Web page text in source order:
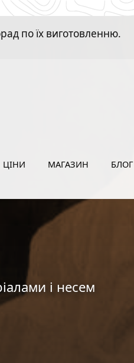
ЦІНИ МАГАЗИН БЛОГ
по їх виготовленню.
і несем